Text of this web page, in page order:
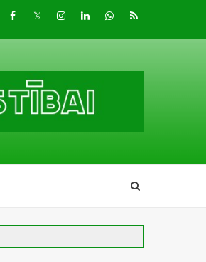
Facebook
TwitterInstagram
LinkedInwhatsapp
RSS